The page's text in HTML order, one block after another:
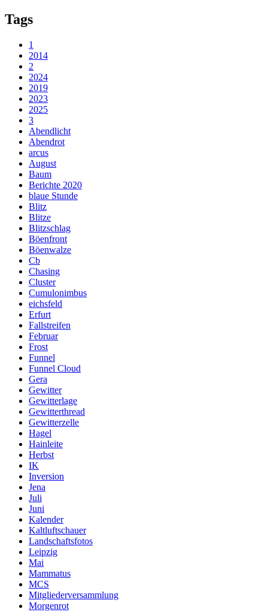
Tags
1
2014
2
2024
2019
2023
2025
3
Abendlicht
Abendrot
arcus
August
Baum
Berichte 2020
blaue Stunde
Blitz
Blitze
Blitzschlag
Böenfront
Böenwalze
Cb
Chasing
Cluster
Cumulonimbus
eichsfeld
Erfurt
Fallstreifen
Februar
Frost
Funnel
Funnel Cloud
Gera
Gewitter
Gewitterlage
Gewitterthread
Gewitterzelle
Hagel
Hainleite
Herbst
IK
Inversion
Jena
Juli
Juni
Kalender
Kaltluftschauer
Landschaftsfotos
Leipzig
Mai
Mammatus
MCS
Mitgliederversammlung
Morgenrot